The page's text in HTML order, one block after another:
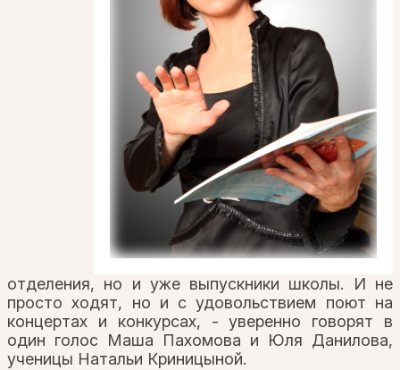
отделения, но и уже выпускники школы. И не
просто ходят, но и с удовольствием поют на
концертах и конкурсах, - уверенно говорят в
один голос Маша Пахомова и Юля Данилова,
ученицы Натальи Криницыной.